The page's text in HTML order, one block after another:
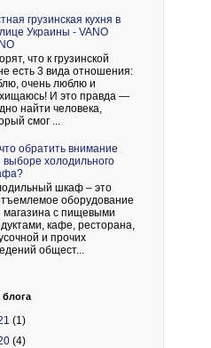
грузинская кухня в
Украины - VANO
что к грузинской
есть 3 вида отношения:
очень люблю и
И это правда —
найти человека,
смог ...
обратить внимание
выборе холодильного
шкаф – это
оборудование
магазина с пищевыми
кафе, ресторана,
и прочих
общест...
(1)
(4)